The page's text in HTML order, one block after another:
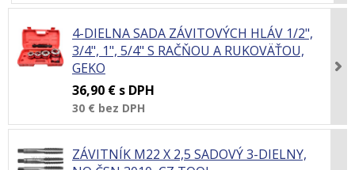
4-DIELNA SADA ZÁVITOVÝCH HLÁV 1/2",
3/4", 1", 5/4" S RAČŇOU A RUKOVÄŤOU,
GEKO
36,90 € s DPH
30 € bez DPH
ZÁVITNÍK M22 X 2,5 SADOVÝ 3-DIELNY,